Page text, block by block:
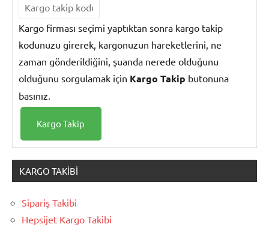
Kargo firması seçimi yaptıktan sonra kargo takip
kodunuzu girerek, kargonuzun hareketlerini, ne
zaman gönderildiğini, şuanda nerede olduğunu
olduğunu sorgulamak için Kargo Takip butonuna
basınız.
KARGO TAKIBI
Sipariş Takibi
Hepsijet Kargo Takibi